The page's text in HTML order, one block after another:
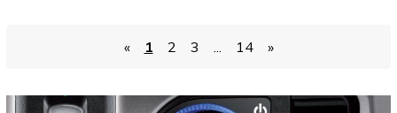
« 1 2 3 14 »